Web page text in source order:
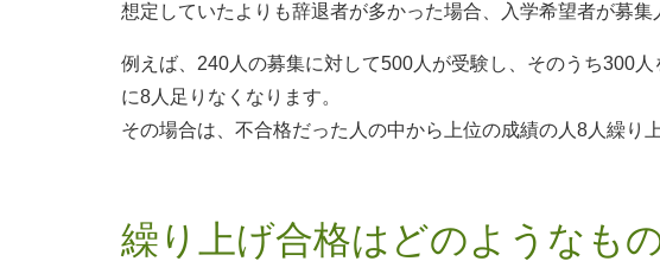
想定していたよりも辞退者が多かった場合、入学希望者が募集
例えば、240人の募集に対して500人が受験し、そのうち300
に8人足りなくなります。
その場合は、不合格だった人の中から上位の成績の人8人繰り
繰り上げ合格はどのようなも